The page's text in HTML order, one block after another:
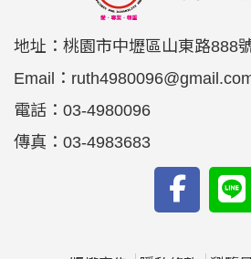
地址： 桃園市中壢區山東路888
Email：
電話： 03-4980096
傳真： 03-4983683